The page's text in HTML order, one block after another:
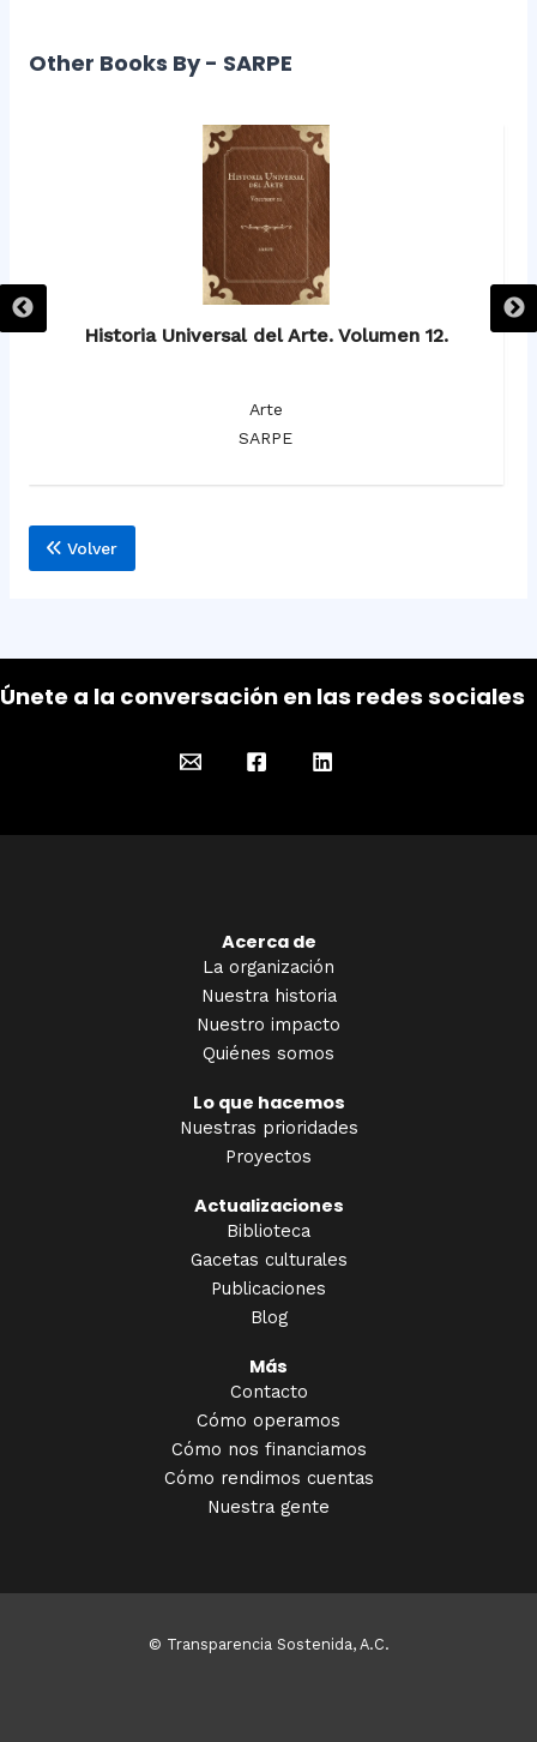
Other Books By - SARPE
Historia Universal del Arte. Volumen 12.
Arte
SARPE
Volver
Únete a la conversación en las redes sociales
Acerca de
La organización
Nuestra historia
Nuestro impacto
Quiénes somos
Lo que hacemos
Nuestras prioridades
Proyectos
Actualizaciones
Biblioteca
Gacetas culturales
Publicaciones
Blog
Más
Contacto
Cómo operamos
Cómo nos financiamos
Cómo rendimos cuentas
Nuestra gente
© Transparencia Sostenida, A.C.